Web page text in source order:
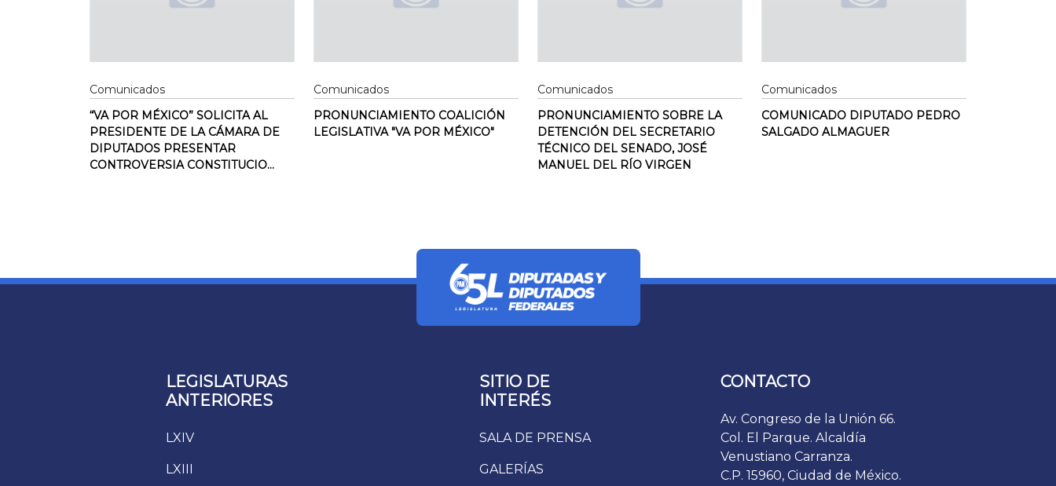
Comunicados
“VA POR MÉXICO” SOLICITA AL
PRESIDENTE DE LA CÁMARA DE
DIPUTADOS PRESENTAR
CONTROVERSIA CONSTITUCIO...
Comunicados
PRONUNCIAMIENTO COALICIÓN
LEGISLATIVA "VA POR MÉXICO"
Comunicados
PRONUNCIAMIENTO SOBRE LA
DETENCIÓN DEL SECRETARIO
TÉCNICO DEL SENADO, JOSÉ
MANUEL DEL RÍO VIRGEN
Comunicados
COMUNICADO DIPUTADO PEDRO
SALGADO ALMAGUER
LEGISLATURAS
ANTERIORES
LXIV
LXIII
SITIO DE
INTERÉS
SALA DE PRENSA
GALERÍAS
CONTACTO
Av. Congreso de la Unión 66.
Col. El Parque. Alcaldía
Venustiano Carranza.
C.P. 15960, Ciudad de México.